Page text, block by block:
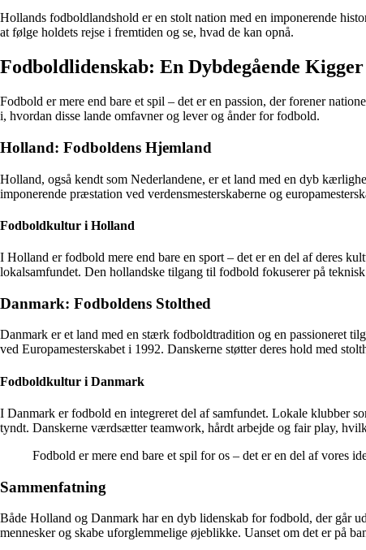
Hollands fodboldlandshold er en stolt nation med en imponerende
at følge holdets rejse i fremtiden og se, hvad de kan opnå.
Fodboldlidenskab: En Dybdegående
Fodbold er mere end bare et spil – det er en passion, der forener
i, hvordan disse lande omfavner og lever og ånder for fodbold.
Holland: Fodboldens Hjemland
Holland, også kendt som Nederlandene, er et land med en dyb
imponerende præstation ved verdensmesterskaberne og
Fodboldkultur i Holland
I Holland er fodbold mere end bare en sport – det er en del af deres
lokalsamfundet. Den hollandske tilgang til fodbold fokuserer på
Danmark: Fodboldens Stolthed
Danmark er et land med en stærk fodboldtradition og en passioneret
ved Europamesterskabet i 1992. Danskerne støtter deres hold med
Fodboldkultur i Danmark
I Danmark er fodbold en integreret del af samfundet. Lokale klubber
tyndt. Danskerne værdsætter teamwork, hårdt arbejde og fair play,
Fodbold er mere end bare et spil for os – det er en del af vores
Sammenfatning
Både Holland og Danmark har en dyb lidenskab for fodbold, der går
mennesker og skabe uforglemmelige øjeblikke. Uanset om det er på